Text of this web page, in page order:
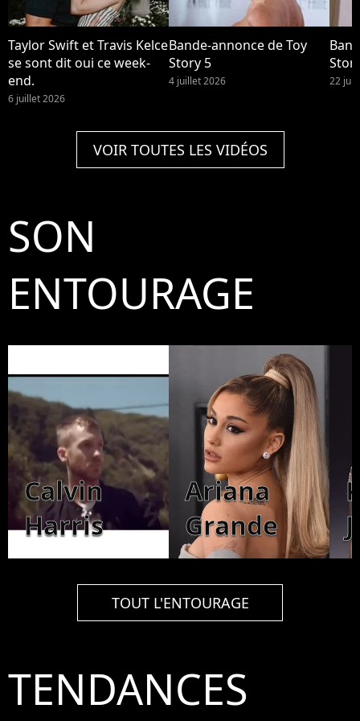
Taylor Swift et Travis Kelce
se sont dit oui ce week-
end.
6 juillet 2026
Bande-annonce de Toy
Story 5
4 juillet 2026 22
VOIR TOUTES LES VIDÉOS
SON
ENTOURAGE
Calvin
Harris
Ariana
Grande
TOUT L'ENTOURAGE
TENDANCES